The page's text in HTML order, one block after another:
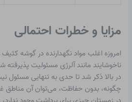
مزایا و خطرات احتمالی
امروزه اغلب مواد نگهدارنده در گوشه
ناخوشایند مانندآلرژی مسئولیت پذیرفته
در بالا ذکر شد تا حدی به تنهایی مسئول
چگونه، بدون حفاظت، می‌توان آن مناطق